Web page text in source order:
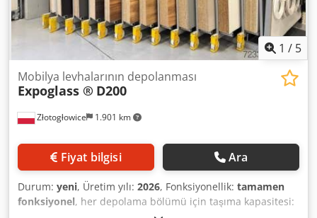
1 / 5
Złotogłowice 1.901 km
Mobilya levhalarının depolanması
Expoglass ® D200
Fiyat bilgisi Ara
Durum: yeni, Üretim yılı: 2026, Fonksiyonellik: tamamen
fonksiyonel, her depolama bölümü için taşıma kapasitesi: